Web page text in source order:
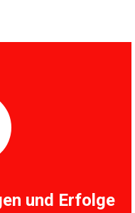
und Erfolge